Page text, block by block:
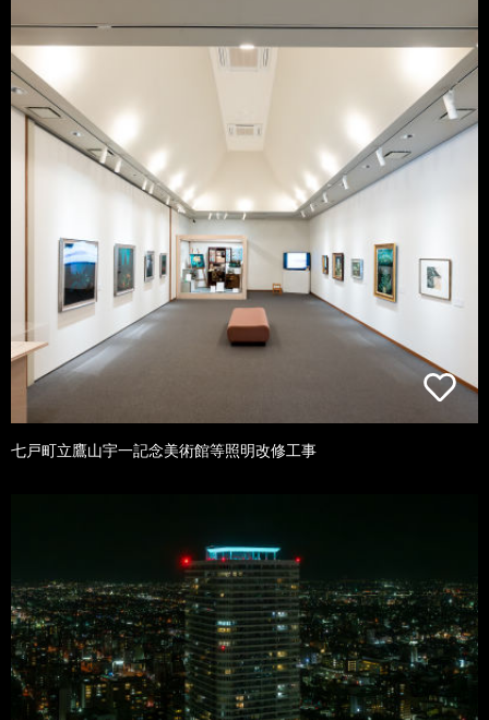
七戸町立鷹山宇一記念美術館等照明改修工事